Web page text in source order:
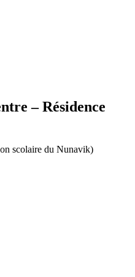
– Résidence
scolaire du Nunavik)